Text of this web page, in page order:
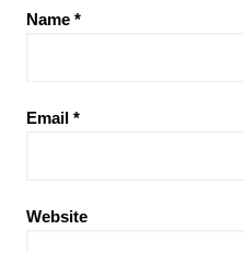
Name *
Email *
Website